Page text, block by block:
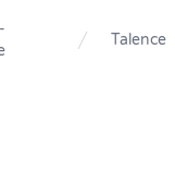
Talence